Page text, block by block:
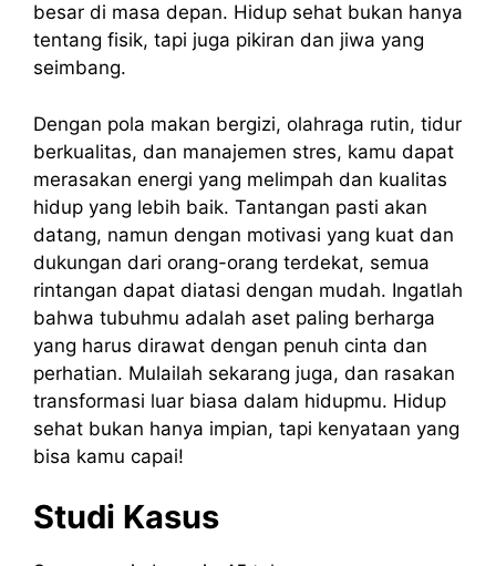
besar di masa depan. Hidup sehat bukan hanya
tentang fisik, tapi juga pikiran dan jiwa yang
seimbang.
Dengan pola makan bergizi, olahraga rutin, tidur
berkualitas, dan manajemen stres, kamu dapat
merasakan energi yang melimpah dan kualitas
hidup yang lebih baik. Tantangan pasti akan
datang, namun dengan motivasi yang kuat dan
dukungan dari orang-orang terdekat, semua
rintangan dapat diatasi dengan mudah. Ingatlah
bahwa tubuhmu adalah aset paling berharga
yang harus dirawat dengan penuh cinta dan
perhatian. Mulailah sekarang juga, dan rasakan
transformasi luar biasa dalam hidupmu. Hidup
sehat bukan hanya impian, tapi kenyataan yang
bisa kamu capai!
Studi Kasus